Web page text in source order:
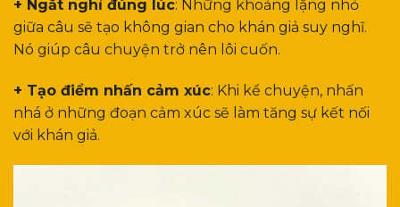
+ Ngắt nghỉ đúng lúc: Những khoảng lặng nhỏ
giữa câu sẽ tạo không gian cho khán giả suy nghĩ.
Nó giúp câu chuyện trở nên lôi cuốn.
+ Tạo điểm nhấn cảm xúc: Khi kể chuyện, nhấn
nhá ở những đoạn cảm xúc sẽ làm tăng sự kết nối
với khán giả.